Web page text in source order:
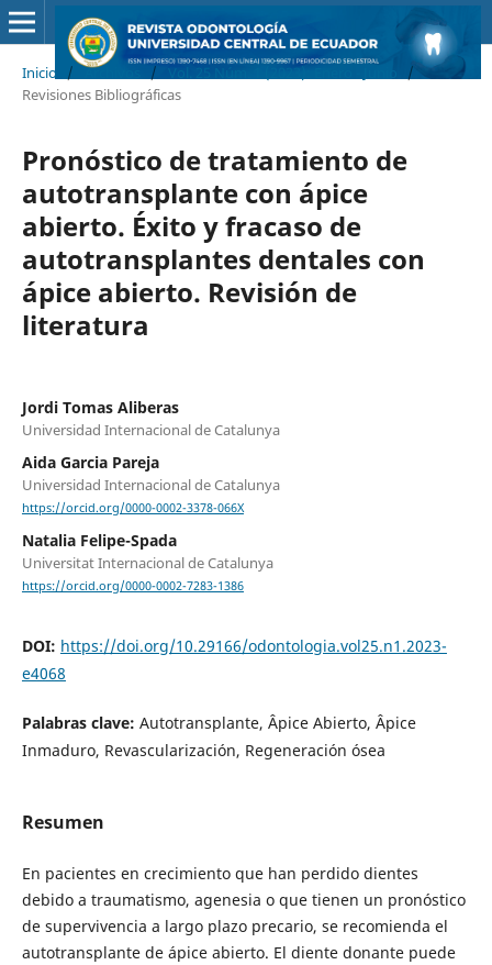
Inicio / Archivos / Vol. 25 Núm. 1 (2023): Enero - Junio
/
Revisiones Bibliográficas
Pronóstico de tratamiento de
autotransplante con ápice
abierto. Éxito y fracaso de
autotransplantes dentales con
ápice abierto. Revisión de
literatura
Jordi Tomas Aliberas
Universidad Internacional de Catalunya
Aida Garcia Pareja
Universidad Internacional de Catalunya
https://orcid.org/0000-0002-3378-066X
Natalia Felipe-Spada
Universitat Internacional de Catalunya
https://orcid.org/0000-0002-7283-1386
DOI: https://doi.org/10.29166/odontologia.vol25.n1.2023-
e4068
Palabras clave: Autotransplante, Âpice Abierto, Âpice
Inmaduro, Revascularización, Regeneración ósea
Resumen
En pacientes en crecimiento que han perdido dientes
debido a traumatismo, agenesia o que tienen un pronóstico
de supervivencia a largo plazo precario, se recomienda el
autotransplante de ápice abierto. El diente donante puede